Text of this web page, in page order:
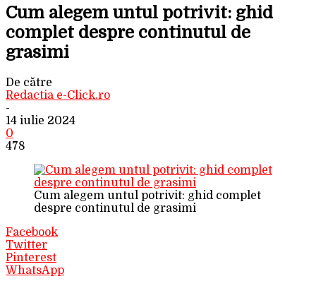
Cum alegem untul potrivit: ghid
complet despre continutul de
grasimi
De către
Redactia e-Click.ro
-
14 iulie 2024
0
478
Cum alegem untul potrivit: ghid complet
despre continutul de grasimi
Facebook
Twitter
Pinterest
WhatsApp